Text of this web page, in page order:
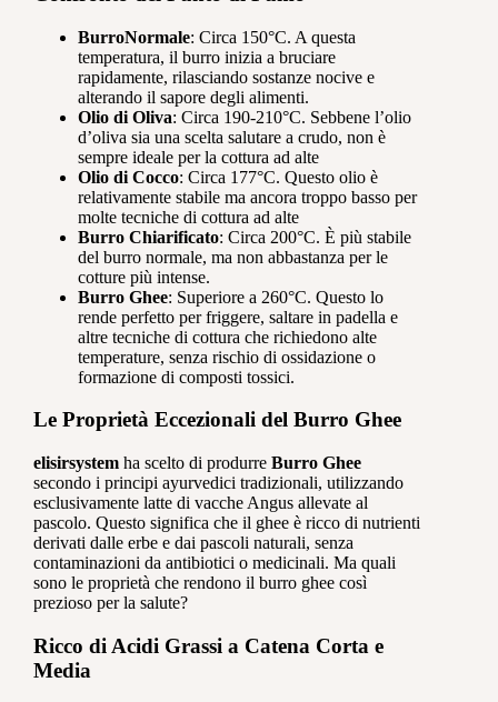
BurroNormale: Circa 150°C. A questa
temperatura, il burro inizia a bruciare
rapidamente, rilasciando sostanze nocive e
alterando il sapore degli alimenti.
Olio di Oliva: Circa 190-210°C. Sebbene l’olio
d’oliva sia una scelta salutare a crudo, non è
sempre ideale per la cottura ad alte
Olio di Cocco: Circa 177°C. Questo olio è
relativamente stabile ma ancora troppo basso per
molte tecniche di cottura ad alte
Burro Chiarificato: Circa 200°C. È più stabile
del burro normale, ma non abbastanza per le
cotture più intense.
Burro Ghee: Superiore a 260°C. Questo lo
rende perfetto per friggere, saltare in padella e
altre tecniche di cottura che richiedono alte
temperature, senza rischio di ossidazione o
formazione di composti tossici.
Le Proprietà Eccezionali del Burro Ghee
elisirsystem ha scelto di produrre Burro Ghee
secondo i principi ayurvedici tradizionali, utilizzando
esclusivamente latte di vacche Angus allevate al
pascolo. Questo significa che il ghee è ricco di nutrienti
derivati dalle erbe e dai pascoli naturali, senza
contaminazioni da antibiotici o medicinali. Ma quali
sono le proprietà che rendono il burro ghee così
prezioso per la salute?
Ricco di Acidi Grassi a Catena Corta e
Media